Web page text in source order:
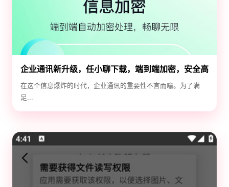
企业通讯新升级，任小聊下载，端到端加密，安全高
效！
在这个信息爆炸的时代，企业通讯的重要性不言而喻。为了满
足...